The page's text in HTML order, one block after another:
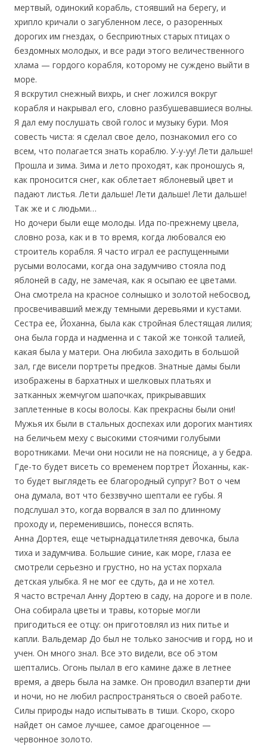
мертвый, одинокий корабль, стоявший на берегу, и
хрипло кричали о загубленном лесе, о разоренных
дорогих им гнездах, о бесприютных старых птицах о
бездомных молодых, и все ради этого величественного
хлама — гордого корабля, которому не суждено выйти в
море.
Я вскрутил снежный вихрь, и снег ложился вокруг
корабля и накрывал его, словно разбушевавшиеся волны.
Я дал ему послушать свой голос и музыку бури. Моя
совесть чиста: я сделал свое дело, познакомил его со
всем, что полагается знать кораблю. У-у-уу! Лети дальше!
Прошла и зима. Зима и лето проходят, как проношусь я,
как проносится снег, как облетает яблоневый цвет и
падают листья. Лети дальше! Лети дальше! Лети дальше!
Так же и с людьми…
Но дочери были еще молоды. Ида по-прежнему цвела,
словно роза, как и в то время, когда любовался ею
строитель корабля. Я часто играл ее распущенными
русыми волосами, когда она задумчиво стояла под
яблоней в саду, не замечая, как я осыпаю ее цветами.
Она смотрела на красное солнышко и золотой небосвод,
просвечивавший между темными деревьями и кустами.
Сестра ее, Йоханна, была как стройная блестящая лилия;
она была горда и надменна и с такой же тонкой талией,
какая была у матери. Она любила заходить в большой
зал, где висели портреты предков. Знатные дамы были
изображены в бархатных и шелковых платьях и
затканных жемчугом шапочках, прикрывавших
заплетенные в косы волосы. Как прекрасны были они!
Мужья их были в стальных доспехах или дорогих мантиях
на беличьем меху с высокими стоячими голубыми
воротниками. Мечи они носили не на пояснице, а у бедра.
Где-то будет висеть со временем портрет Йоханны, как-
то будет выглядеть ее благородный супруг? Вот о чем
она думала, вот что беззвучно шептали ее губы. Я
подслушал это, когда ворвался в зал по длинному
проходу и, переменившись, понесся вспять.
Анна Дортея, еще четырнадцатилетняя девочка, была
тиха и задумчива. Большие синие, как море, глаза ее
смотрели серьезно и грустно, но на устах порхала
детская улыбка. Я не мог ее сдуть, да и не хотел.
Я часто встречал Анну Дортею в саду, на дороге и в поле.
Она собирала цветы и травы, которые могли
пригодиться ее отцу: он приготовлял из них питье и
капли. Вальдемар До был не только заносчив и горд, но и
учен. Он много знал. Все это видели, все об этом
шептались. Огонь пылал в его камине даже в летнее
время, а дверь была на замке. Он проводил взаперти дни
и ночи, но не любил распространяться о своей работе.
Силы природы надо испытывать в тиши. Скоро, скоро
найдет он самое лучшее, самое драгоценное —
червонное золото.